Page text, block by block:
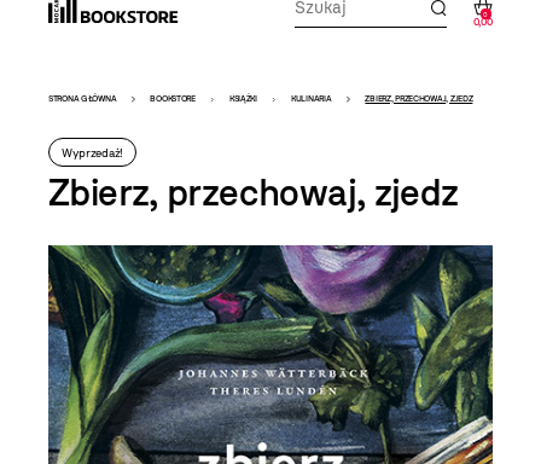
0
0,00
Bookstore
-
szablon
szczegóły
STRONA GŁÓWNA BOOKSTORE KSIĄŻKI KULINARIA ZBIERZ, PRZECHOWAJ, ZJEDZ
Wyprzedaż!
Zbierz, przechowaj, zjedz